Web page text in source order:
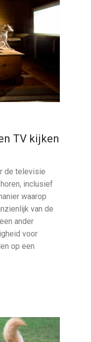
TV kijken
de televisie
inclusief
waarop
van de
ander
voor
op een